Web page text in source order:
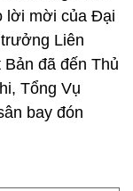
lời mời của Đại
Liên
đã đến Thủ
Tổng Vụ
bay đón